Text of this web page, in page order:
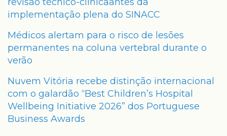
implementação plena do SINACC
Médicos alertam para o risco de lesões
permanentes na coluna vertebral durante o
verão
Nuvem Vitória recebe distinção internacional
com o galardão “Best Children’s Hospital
Wellbeing Initiative 2026” dos Portuguese
Business Awards